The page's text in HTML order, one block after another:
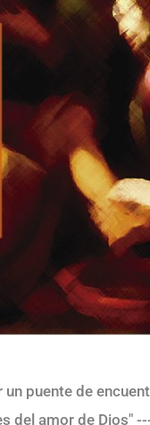
puente de
del amor de Dios"